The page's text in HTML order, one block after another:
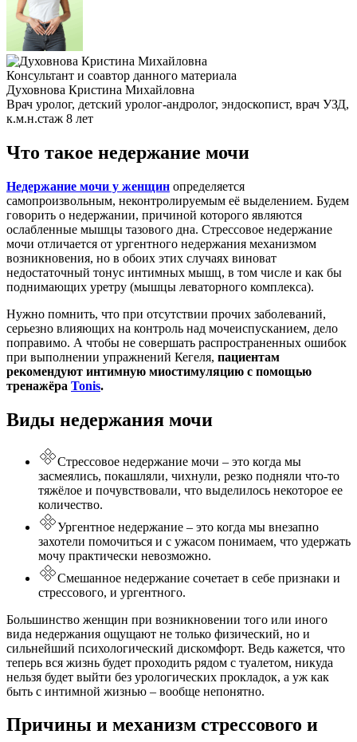
Консультант и соавтор данного материала
Духовнова Кристина Михайловна
Врач уролог, детский уролог-андролог, эндоскопист, врач УЗД,
к.м.н.стаж 8 лет
Что такое недержание мочи
Недержание мочи у женщин определяется
самопроизвольным, неконтролируемым её выделением. Будем
говорить о недержании, причиной которого являются
ослабленные мышцы тазового дна. Стрессовое недержание
мочи отличается от ургентного недержания механизмом
возникновения, но в обоих этих случаях виноват
недостаточный тонус интимных мышц, в том числе и как бы
поднимающих уретру (мышцы леваторного комплекса).
Нужно помнить, что при отсутствии прочих заболеваний,
серьезно влияющих на контроль над мочеиспусканием, дело
поправимо. А чтобы не совершать распространенных ошибок
при выполнении упражнений Кегеля, пациентам
рекомендуют интимную миостимуляцию с помощью
тренажёра Tonis.
Виды недержания мочи
Стрессовое недержание мочи – это когда мы
засмеялись, покашляли, чихнули, резко подняли что-то
тяжёлое и почувствовали, что выделилось некоторое ее
количество.
Ургентное недержание – это когда мы внезапно
захотели помочиться и с ужасом понимаем, что удержать
мочу практически невозможно.
Смешанное недержание сочетает в себе признаки и
стрессового, и ургентного.
Большинство женщин при возникновении того или иного
вида недержания ощущают не только физический, но и
сильнейший психологический дискомфорт. Ведь кажется, что
теперь вся жизнь будет проходить рядом с туалетом, никуда
нельзя будет выйти без урологических прокладок, а уж как
быть с интимной жизнью – вообще непонятно.
Причины и механизм стрессового и